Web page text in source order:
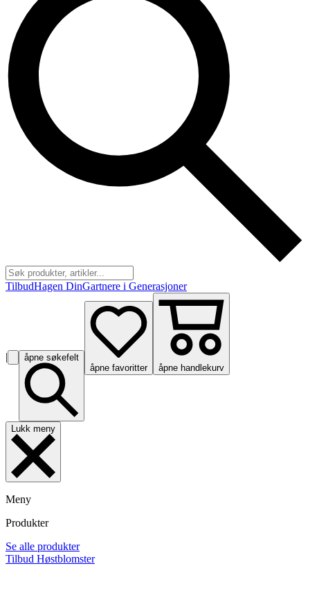
TilbudHagen DinGartnere i Generasjoner
|
åpne søkefelt
åpne favoritter
åpne handlekurv
Lukk meny
Meny
Produkter
Se alle produkter
Tilbud Høstblomster